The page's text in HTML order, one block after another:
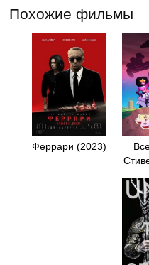
Похожие фильмы
Феррари (2023)